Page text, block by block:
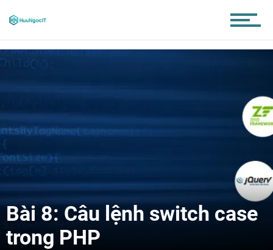
Bài 8: Câu lệnh switch case
trong PHP